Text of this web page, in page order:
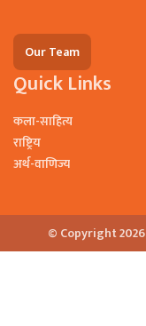
Our Team
Quick Links
कला-साहित्य
राष्ट्रिय
अर्थ-वाणिज्य
© Copyright 2026